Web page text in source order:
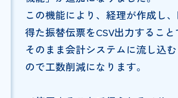
この機能により、経理が作成し
得た振替伝票をCSV出力すること
そのまま会計システムに流し込
ので工数削減になります。